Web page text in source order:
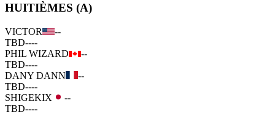
HUITIÈMES (A)
VICTOR
--
TBD----
PHIL WIZARD
--
TBD----
DANY DANN
--
TBD----
SHIGEKIX
--
TBD----